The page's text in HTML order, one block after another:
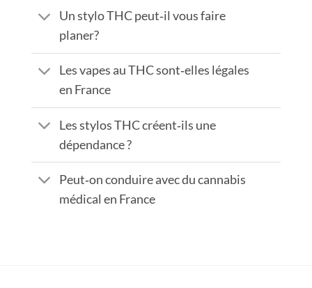
Un stylo THC peut‑il vous faire
planer?
Les vapes au THC sont‑elles légales
en France
Les stylos THC créent‑ils une
dépendance ?
Peut‑on conduire avec du cannabis
médical en France